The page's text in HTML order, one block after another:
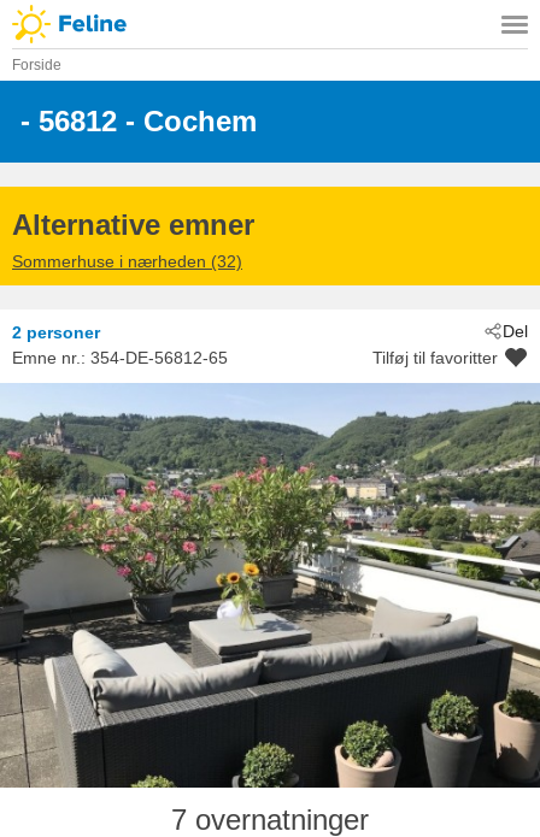
Forside
- 56812 - Cochem
Alternative emner
Sommerhuse i nærheden (32)
Del
2 personer
Emne nr.: 354-DE-56812-65 Tilføj til favoritter
7 overnatninger